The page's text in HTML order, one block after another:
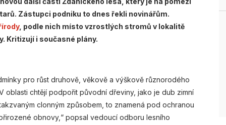
Zástupci podniku to dnes řekli novinářům.
, podle nich místo vzrostlých stromů v lokalitě
Kritizují i současné plány.
pro růst druhově, věkově a výškově různorodého
oblasti chtějí podpořit původní dřeviny, jako je dub zimní
clonným způsobem, to znamená pod ochranou
obnovy,“ popsal vedoucí odboru lesního